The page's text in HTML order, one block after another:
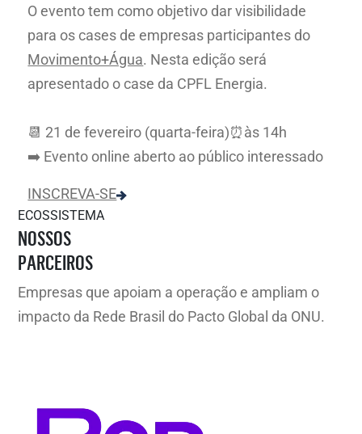
O evento tem como objetivo dar visibilidade
para os cases de empresas participantes do
Movimento+Água. Nesta edição será
apresentado o case da CPFL Energia.
📆 21 de fevereiro (quarta-feira)⏰às 14h
➡️ Evento online aberto ao público interessado
INSCREVA-SE
ECOSSISTEMA
NOSSOS
PARCEIROS
Empresas que apoiam a operação e ampliam o
impacto da Rede Brasil do Pacto Global da ONU.